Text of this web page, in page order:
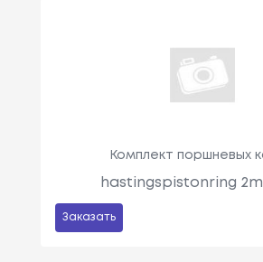
Комплект поршневых
hastingspistonring
Заказать